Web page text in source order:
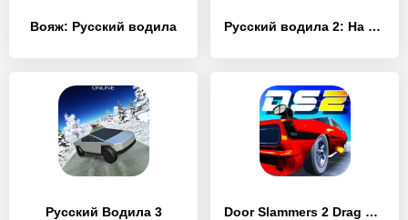
Вояж: Русский водила Русский водила 2: На Байкал
Русский Водила 3 Door Slammers 2 Drag Racing